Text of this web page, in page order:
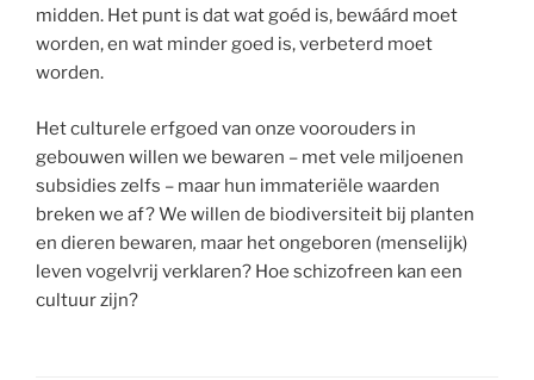
midden. Het punt is dat wat goéd is, bewáárd moet
worden, en wat minder goed is, verbeterd moet
worden.
Het culturele erfgoed van onze voorouders in
gebouwen willen we bewaren – met vele miljoenen
subsidies zelfs – maar hun immateriële waarden
breken we af? We willen de biodiversiteit bij planten
en dieren bewaren, maar het ongeboren (menselijk)
leven vogelvrij verklaren? Hoe schizofreen kan een
cultuur zijn?